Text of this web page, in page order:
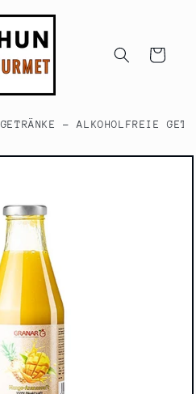
Warenkorb
GETRÄNKE - ALKOHOLFREIE